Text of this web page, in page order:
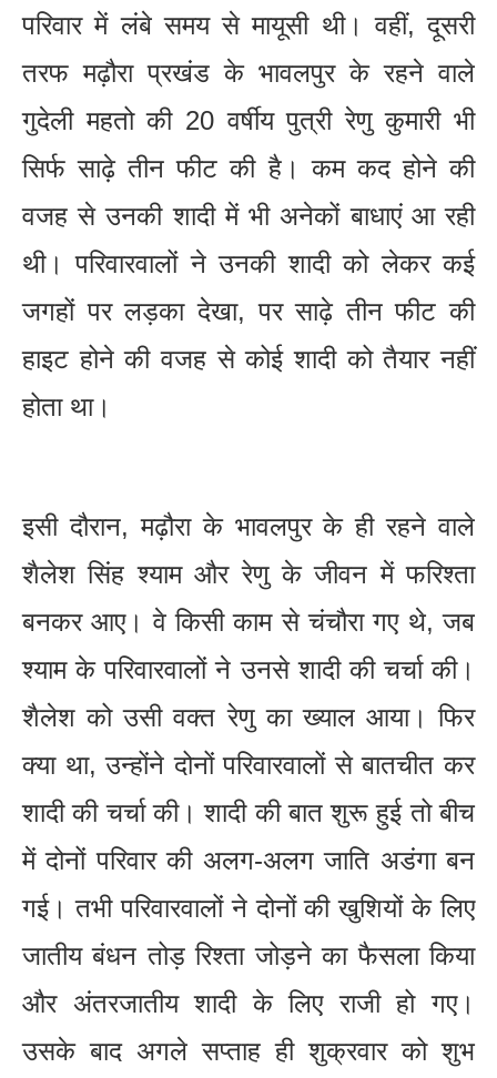
परिवार में लंबे समय से मायूसी थी। वहीं, दूसरी
तरफ मढ़ौरा प्रखंड के भावलपुर के रहने वाले
गुदेली महतो की 20 वर्षीय पुत्री रेणु कुमारी भी
सिर्फ साढ़े तीन फीट की है। कम कद होने की
वजह से उनकी शादी में भी अनेकों बाधाएं आ रही
थी। परिवारवालों ने उनकी शादी को लेकर कई
जगहों पर लड़का देखा, पर साढ़े तीन फीट की
हाइट होने की वजह से कोई शादी को तैयार नहीं
होता था।
इसी दौरान, मढ़ौरा के भावलपुर के ही रहने वाले
शैलेश सिंह श्याम और रेणु के जीवन में फरिश्ता
बनकर आए। वे किसी काम से चंचौरा गए थे, जब
श्याम के परिवारवालों ने उनसे शादी की चर्चा की।
शैलेश को उसी वक्त रेणु का ख्याल आया। फिर
क्या था, उन्होंने दोनों परिवारवालों से बातचीत कर
शादी की चर्चा की। शादी की बात शुरू हुई तो बीच
में दोनों परिवार की अलग-अलग जाति अडंगा बन
गई। तभी परिवारवालों ने दोनों की खुशियों के लिए
जातीय बंधन तोड़ रिश्ता जोड़ने का फैसला किया
और अंतरजातीय शादी के लिए राजी हो गए।
उसके बाद अगले सप्ताह ही शुक्रवार को शुभ